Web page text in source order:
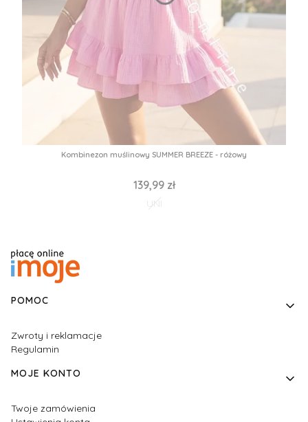
Kombinezon muślinowy SUMMER BREEZE - różowy
139,99 zł
UNI
Linki w stopce
POMOC
Zwroty i reklamacje
Regulamin
MOJE KONTO
Twoje zamówienia